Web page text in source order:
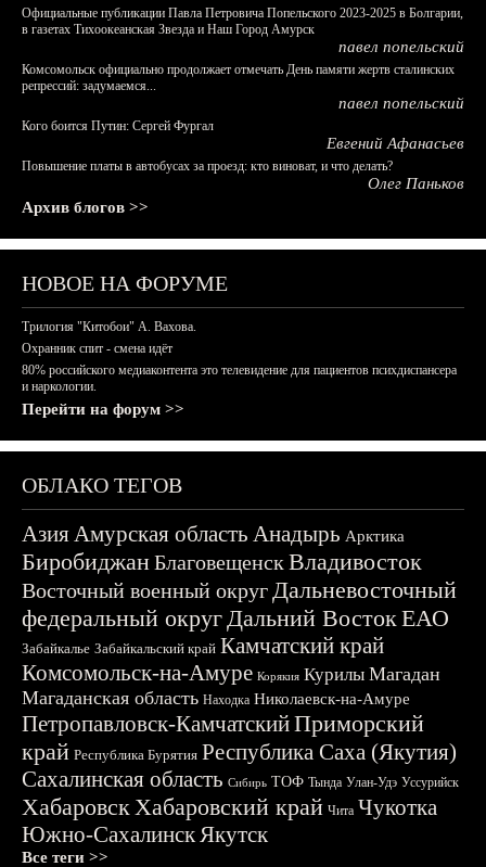
Официальные публикации Павла Петровича Попельского 2023-2025 в Болгарии,
в газетах Тихоокеанская Звезда и Наш Город Амурск
павел попельский
Комсомольск официально продолжает отмечать День памяти жертв сталинских
репрессий: задумаемся...
павел попельский
Кого боится Путин: Сергей Фургал
Евгений Афанасьев
Повышение платы в автобусах за проезд: кто виноват, и что делать?
Олег Паньков
Архив блогов >>
НОВОЕ НА ФОРУМЕ
Трилогия "Китобои" А. Вахова.
Охранник спит - смена идёт
80% российского медиаконтента это телевидение для пациентов психдиспансера
и наркологии.
Перейти на форум >>
ОБЛАКО ТЕГОВ
АзияАмурская область Анадырь Арктика
БиробиджанБлаговещенскВладивосток
Восточный военный округДальневосточный
федеральный округДальний ВостокЕАО
Забайкалье Забайкальский край Камчатский край
Комсомольск-на-Амуре Корякия Курилы Магадан
Магаданская область Находка Николаевск-на-Амуре
Петропавловск-КамчатскийПриморский
край Республика Бурятия Республика Саха (Якутия)
Сахалинская область Сибирь ТОФ Тында Улан-Удэ Уссурийск
ХабаровскХабаровский край Чита Чукотка
Южно-СахалинскЯкутск
Все теги >>